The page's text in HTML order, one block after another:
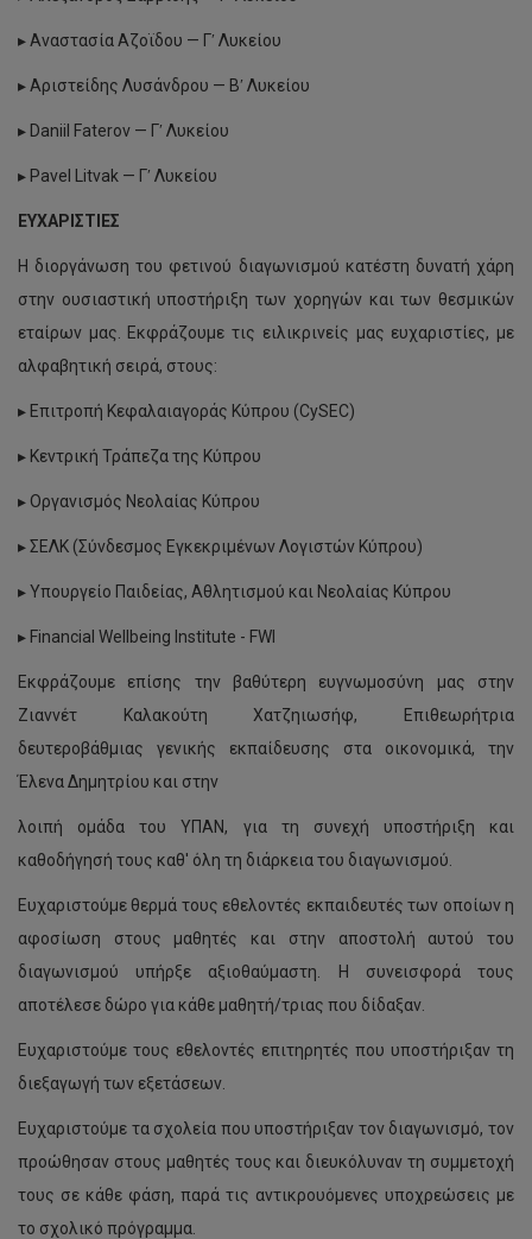
▸ Αναστασία Αζοϊδου — Γʹ Λυκείου
▸ Αριστείδης Λυσάνδρου — Βʹ Λυκείου
▸ Daniil Faterov — Γʹ Λυκείου
▸ Pavel Litvak — Γʹ Λυκείου
ΕΥΧΑΡΙΣΤΙΕΣ
Η διοργάνωση του φετινού διαγωνισμού κατέστη δυνατή χάρη
στην ουσιαστική υποστήριξη των χορηγών και των θεσμικών
εταίρων μας. Εκφράζουμε τις ειλικρινείς μας ευχαριστίες, με
αλφαβητική σειρά, στους:
▸ Επιτροπή Κεφαλαιαγοράς Κύπρου (CySEC)
▸ Κεντρική Τράπεζα της Κύπρου
▸ Οργανισμός Νεολαίας Κύπρου
▸ ΣΕΛΚ (Σύνδεσμος Εγκεκριμένων Λογιστών Κύπρου)
▸ Υπουργείο Παιδείας, Αθλητισμού και Νεολαίας Κύπρου
▸ Financial Wellbeing Institute - FWI
Εκφράζουμε επίσης την βαθύτερη ευγνωμοσύνη μας στην
Ζιαννέτ Καλακούτη Χατζηιωσήφ, Επιθεωρήτρια
δευτεροβάθμιας γενικής εκπαίδευσης στα οικονομικά, την
Έλενα Δημητρίου και στην
λοιπή ομάδα του ΥΠΑΝ, για τη συνεχή υποστήριξη και
καθοδήγησή τους καθ' όλη τη διάρκεια του διαγωνισμού.
Ευχαριστούμε θερμά τους εθελοντές εκπαιδευτές των οποίων η
αφοσίωση στους μαθητές και στην αποστολή αυτού του
διαγωνισμού υπήρξε αξιοθαύμαστη. Η συνεισφορά τους
αποτέλεσε δώρο για κάθε μαθητή/τριας που δίδαξαν.
Ευχαριστούμε τους εθελοντές επιτηρητές που υποστήριξαν τη
διεξαγωγή των εξετάσεων.
Ευχαριστούμε τα σχολεία που υποστήριξαν τον διαγωνισμό, τον
προώθησαν στους μαθητές τους και διευκόλυναν τη συμμετοχή
τους σε κάθε φάση, παρά τις αντικρουόμενες υποχρεώσεις με
το σχολικό πρόγραμμα.